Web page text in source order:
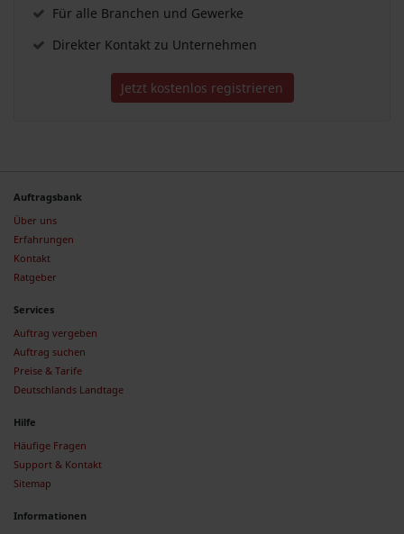
Für alle Branchen und Gewerke
Direkter Kontakt zu Unternehmen
Jetzt kostenlos registrieren
Auftragsbank
Über uns
Erfahrungen
Kontakt
Ratgeber
Services
Auftrag vergeben
Auftrag suchen
Preise & Tarife
Deutschlands Landtage
Hilfe
Häufige Fragen
Support & Kontakt
Sitemap
Informationen